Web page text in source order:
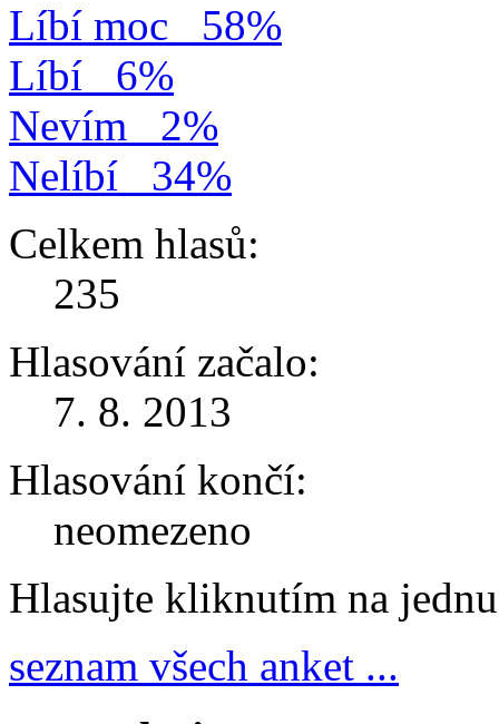
Líbí moc
58%
Líbí
6%
Nevím
2%
Nelíbí
34%
Celkem hlasů:
235
Hlasování začalo:
7. 8. 2013
Hlasování končí:
neomezeno
Hlasujte kliknutím na
seznam všech anket ...